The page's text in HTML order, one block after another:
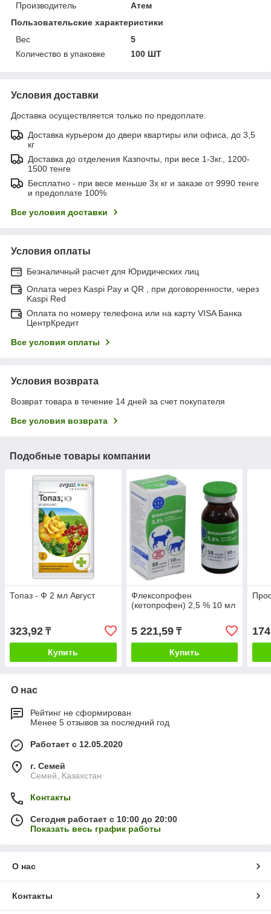
Производитель
Атем
Пользовательские характеристики
Вес
5
Количество в упаковке
100 ШТ
Условия доставки
Доставка осуществляется только по предоплате.
Доставка курьером до двери квартиры или офиса, до 3,5
кг
Доставка до отделения Казпочты, при весе 1-3кг., 1200-
1500 тенге
Бесплатно - при весе меньше 3х кг и заказе от 9990 тенге
и предоплате 100%
Все условия доставки
Условия оплаты
Безналичный расчет для Юридических лиц
Оплата через Kaspi Pay и QR , при договоренности, через
Kaspi Red
Оплата по номеру телефона или на карту VISA Банка
ЦентрКредит
Все условия оплаты
Условия возврата
Возврат товара в течение 14 дней за счет покупателя
Все условия возврата
Подобные товары компании
Топаз - Ф 2 мл Август
323,92 ₸
Купить
Флексопрофен
(кетопрофен) 2,5 % 10 мл
5 221,59₸
Купить
О нас
Рейтинг не сформирован
Менее 5 отзывов за последний год
Работает с 12.05.2020
г. Семей
Семей, Казахстан
Контакты
Сегодня работает с 10:00 до 20:00
Показать весь график работы
О нас
Контакты